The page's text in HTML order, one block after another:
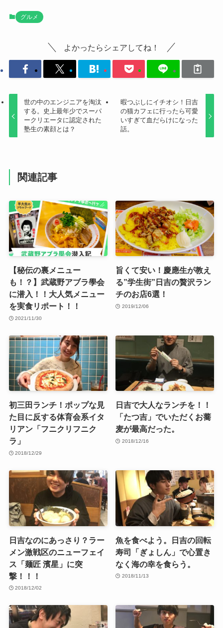
グルメ
よかったらシェアしてね！
世の中のエンジニアを淘汰
する。史上最年少でスーパ
ークリエータに認定された
塾生の素顔とは？
暇つぶしにイチオシ！日吉
の猫カフェに行ったら可愛
いすぎて血だらけになった
話。
関連記事
【秘伝の裏メニュー
も！？】武蔵野アブラ學会
に潜入！！大人気メニュー
を実食リポート！！
2021/11/30
旨くて安い！慶應生が教え
る”学生街”日吉の贅沢ラン
チのお店6選！
2019/12/06
初三田ランチ！ポップな見
た目に反する体育会系イタ
リアン「フニクリフニク
ラ」
2018/12/29
日吉で大人なランチを！！
「たつ吉」でいただくお蕎
麦が最高だった。
2018/12/16
日吉なのにあっさり？ラー
メン激戦区のニューフェイ
ス「麺匠 濱星」に突
撃！！！
2018/12/02
魚を食べよう。日吉の回転
寿司「ぎょしん」で心置き
なく海の幸を食らう。
2018/11/13